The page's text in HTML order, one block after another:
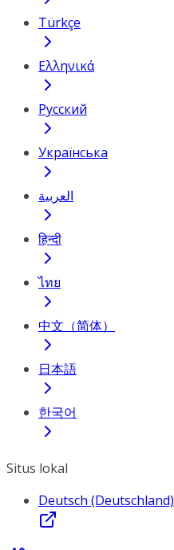
Türkçe
Ελληνικά
Русский
Українська
العربية
हिन्दी
ไทย
中文（简体）
日本語
한국어
Situs lokal
Deutsch (Deutschland)